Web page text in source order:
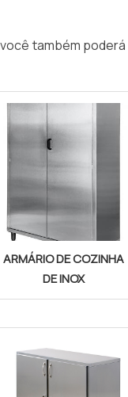
também
ARMÁRIO DE COZINHA
DE INOX